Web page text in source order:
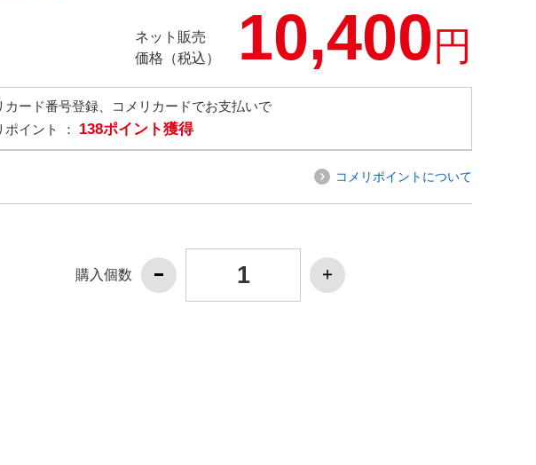
ネット販売
価格（税込）
10,400円
カード番号登録、コメリカードでお支払いで
ポイント ： 138ポイント獲得
コメリポイントについて
購入個数